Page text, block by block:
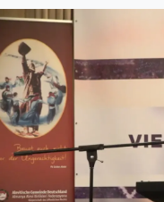
Spor
Teknoloji
Tatil ve Seyahat
Çevre
Okul Gazetesi